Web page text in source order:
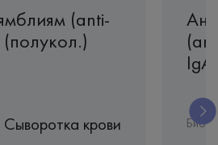
(anti-
Сыворотка крови